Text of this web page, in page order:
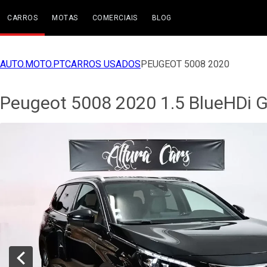
CARROS MOTAS COMERCIAIS BLOG
AUTO.MOTO.PTCARROS USADOSPEUGEOT 5008 2020
Peugeot 5008 2020 1.5 BlueHDi